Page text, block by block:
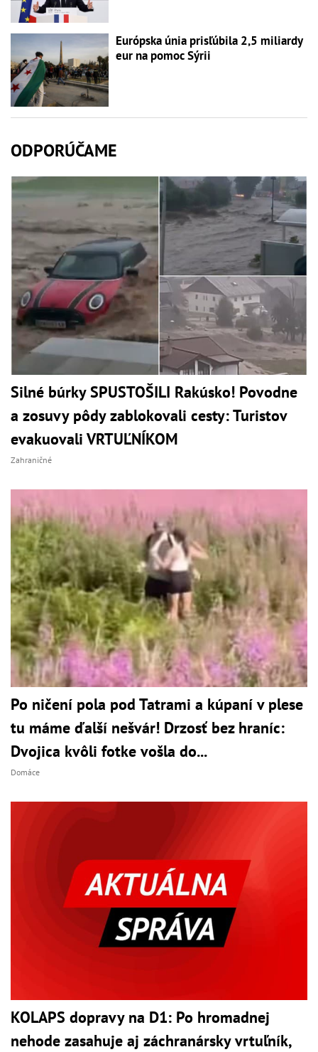
Európska únia prisľúbila 2,5 miliardy
eur na pomoc Sýrii
ODPORÚČAME
Silné búrky SPUSTOŠILI Rakúsko! Povodne
a zosuvy pôdy zablokovali cesty: Turistov
evakuovali VRTUĽNÍKOM
Zahraničné
Po ničení pola pod Tatrami a kúpaní v plese
tu máme ďalší nešvár! Drzosť bez hraníc:
Dvojica kvôli fotke vošla do...
Domáce
KOLAPS dopravy na D1: Po hromadnej
nehode zasahuje aj záchranársky vrtuľník,